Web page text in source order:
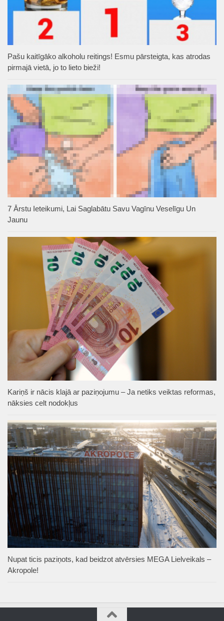
Pašu kaitīgāko alkoholu reitings! Esmu pārsteigta, kas atrodas
pirmajā vietā, jo to lieto bieži!
7 Ārstu Ieteikumi, Lai Saglabātu Savu Vagīnu Veselīgu Un
Jaunu
Kariņš ir nācis klajā ar paziņojumu – Ja netiks veiktas reformas,
nāksies celt nodokļus
Nupat ticis paziņots, kad beidzot atvērsies MEGA Lielveikals –
Akropole!